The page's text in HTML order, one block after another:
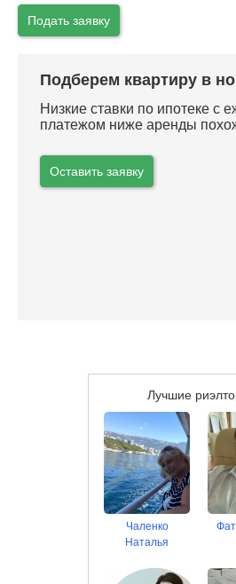
Подать заявку
Подберем квартиру в
Низкие ставки по ипотеке с
платежом ниже аренды
Оставить заявку
Лучшие
Чаленко
Наталья